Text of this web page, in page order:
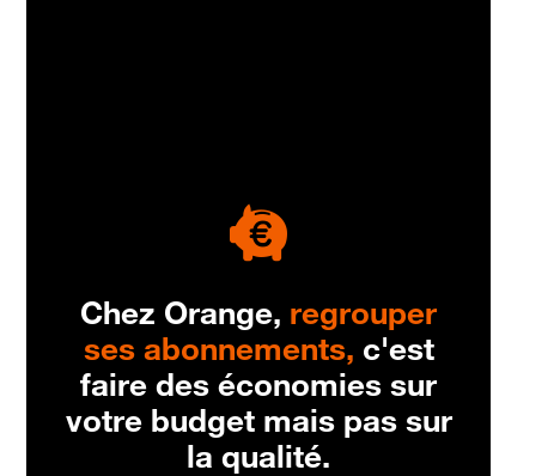
Chez Orange, regrouper
ses abonnements, c'est
faire des économies sur
votre budget mais pas sur
la qualité.